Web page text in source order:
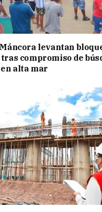
levantan
compromiso de
alta mar